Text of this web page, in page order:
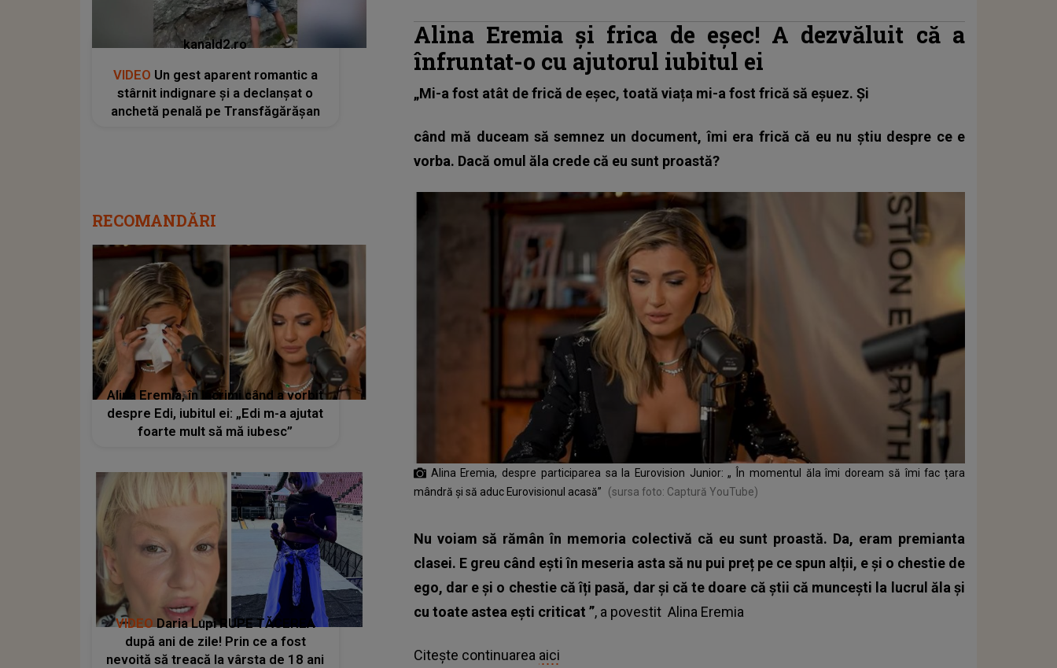
Alina Eremia și frica de eșec! A dezvăluit că a
înfruntat-o cu ajutorul iubitul ei
„Mi-a fost atât de frică de eșec, toată viața mi-a fost frică să eșuez. Și
când mă duceam să semnez un document, îmi era frică că eu nu știu despre ce e
vorba. Dacă omul ăla crede că eu sunt proastă?
Alina Eremia, despre participarea sa la Eurovision Junior: „ În momentul ăla îmi doream să îmi fac țara
mândră și să aduc Eurovisionul acasă”
(sursa foto: Captură YouTube)
Nu voiam să rămân în memoria colectivă că eu sunt proastă. Da, eram premianta
clasei. E greu când ești în meseria asta să nu pui preț pe ce spun alții, e și o chestie de
ego, dar e și o chestie că îți pasă, dar și că te doare că știi că muncești la lucrul ăla și
cu toate astea ești criticat ”, a povestit Alina Eremia
Citește continuarea aici
kanald2.ro
VIDEO Un gest aparent romantic a
stârnit indignare și a declanșat o
anchetă penală pe Transfăgărășan
RECOMANDĂRI
Alina Eremia, în lacrimi când a vorbit
despre Edi, iubitul ei: „Edi m-a ajutat
foarte mult să mă iubesc”
VIDEO Daria Lupi RUPE TĂCEREA
după ani de zile! Prin ce a fost
nevoită să treacă la vârsta de 18 ani